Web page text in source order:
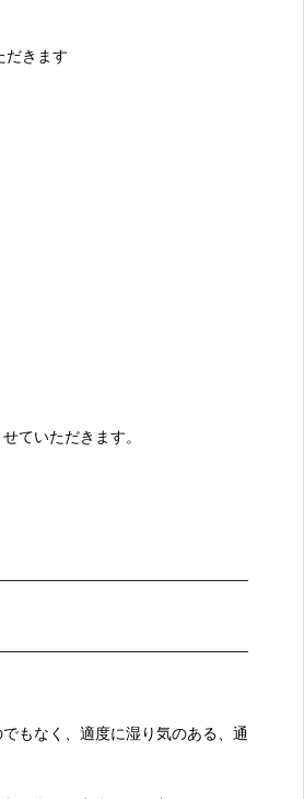
だきます
ていただきます。
もなく、適度に湿り気のある、通